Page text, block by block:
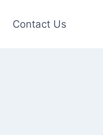
Contact Us